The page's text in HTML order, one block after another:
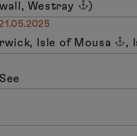
Westray )
Isle of Mousa ,